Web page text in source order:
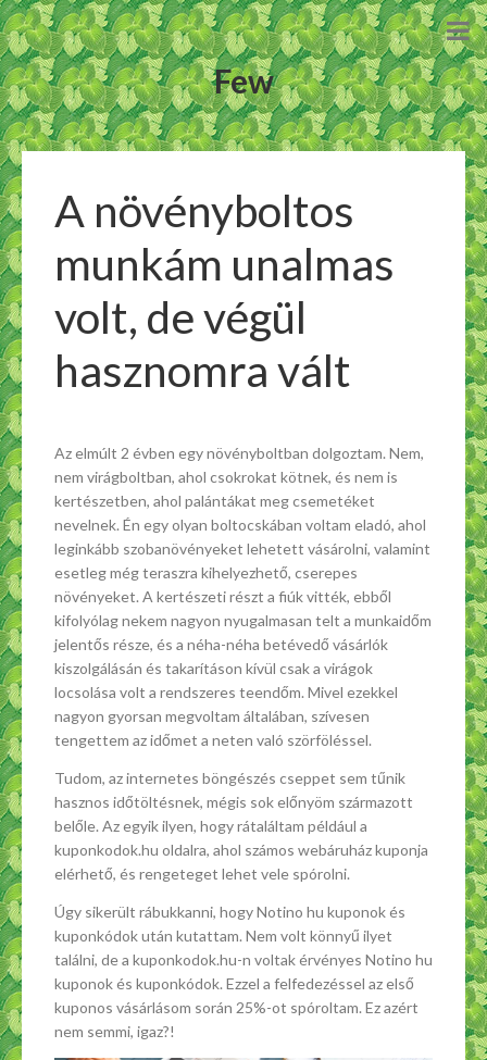
Few
A növényboltos
munkám unalmas
volt, de végül
hasznomra vált
Az elmúlt 2 évben egy növényboltban dolgoztam. Nem,
nem virágboltban, ahol csokrokat kötnek, és nem is
kertészetben, ahol palántákat meg csemetéket
nevelnek. Én egy olyan boltocskában voltam eladó, ahol
leginkább szobanövényeket lehetett vásárolni, valamint
esetleg még teraszra kihelyezhető, cserepes
növényeket. A kertészeti részt a fiúk vitték, ebből
kifolyólag nekem nagyon nyugalmasan telt a munkaidőm
jelentős része, és a néha-néha betévedő vásárlók
kiszolgálásán és takarításon kívül csak a virágok
locsolása volt a rendszeres teendőm. Mivel ezekkel
nagyon gyorsan megvoltam általában, szívesen
tengettem az időmet a neten való szörföléssel.
Tudom, az internetes böngészés cseppet sem tűnik
hasznos időtöltésnek, mégis sok előnyöm származott
belőle. Az egyik ilyen, hogy rátaláltam például a
kuponkodok.hu oldalra, ahol számos webáruház kuponja
elérhető, és rengeteget lehet vele spórolni.
Úgy sikerült rábukkanni, hogy Notino hu kuponok és
kuponkódok után kutattam. Nem volt könnyű ilyet
találni, de a kuponkodok.hu-n voltak érvényes Notino hu
kuponok és kuponkódok. Ezzel a felfedezéssel az első
kuponos vásárlásom során 25%-ot spóroltam. Ez azért
nem semmi, igaz?!